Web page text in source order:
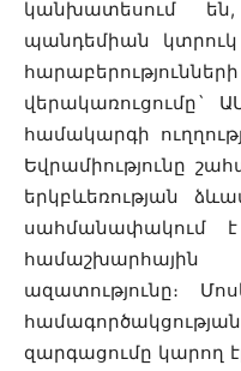
կանխատեսում են,
պանդեմիան
վերակառուցումը`
համակարգի
Եվրամիությունը
երկբևեռության
սահմանափակում
ազատությունը։
զարգացումը կարող